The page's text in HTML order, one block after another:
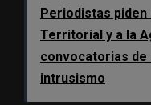
Periodistas
Territorial y a la
convocatorias
intrusismo